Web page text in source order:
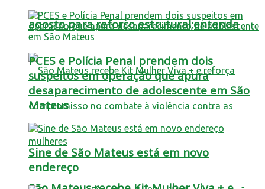
agosto para reforço estrutural;entenda
PCES e Polícia Penal prendem dois
suspeitos em operação que apura
desaparecimento de adolescente em São
Mateus
Sine de São Mateus está em novo
endereço